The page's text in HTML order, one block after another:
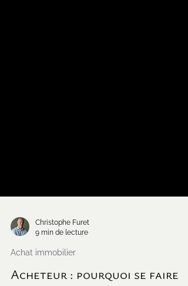
9 min de lecture
Achat immobilier